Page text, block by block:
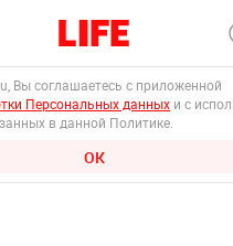
Вы соглашаетесь с приложенной
Персональных данных и с
в данной Политике.
ОК